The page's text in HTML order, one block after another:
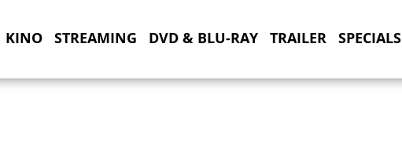
KINO STREAMING DVD & BLU-RAY TRAILER SPECIALS